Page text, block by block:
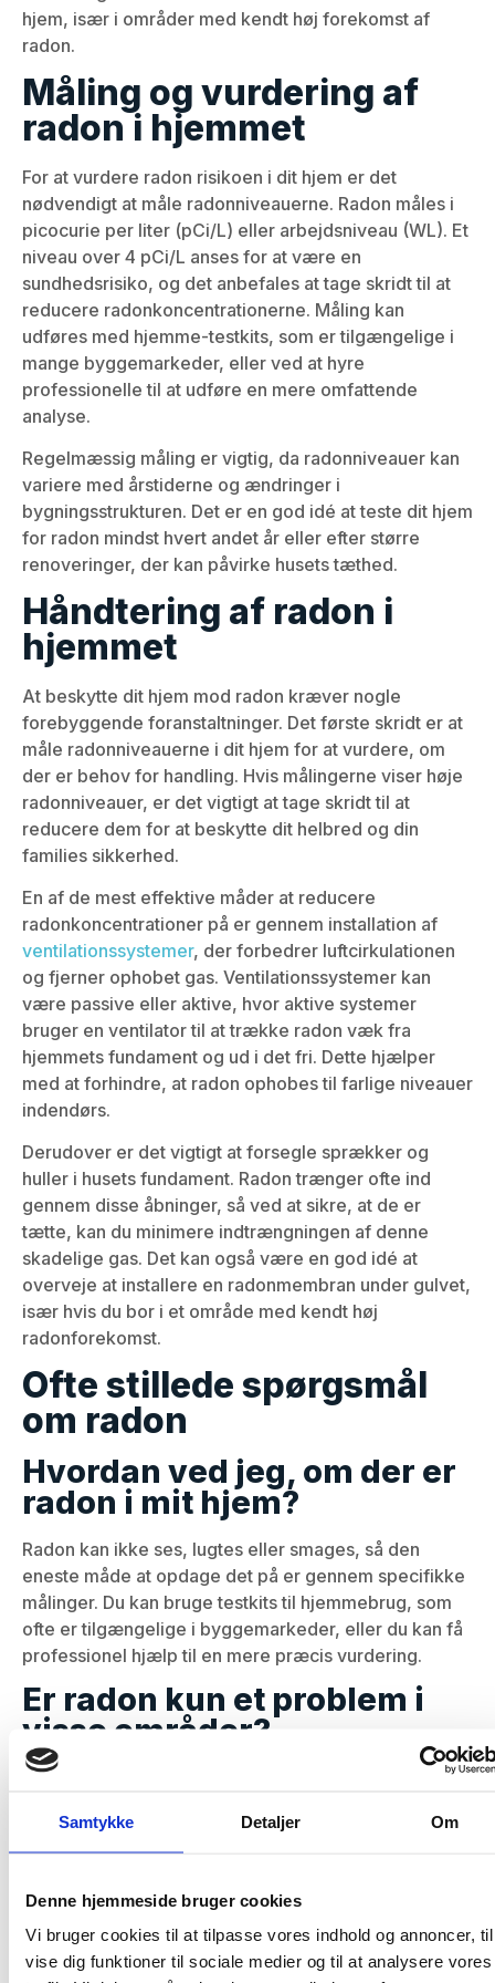
Samtykke Detaljer Om
Denne hjemmeside bruger cookies
Vi bruger cookies til at tilpasse vores indhold og annoncer,
vise dig funktioner til sociale medier og til at analysere vores
hjem, især i områder med kendt høj forekomst af
radon.
Måling og vurdering af
radon i hjemmet
For at vurdere radon risikoen i dit hjem er det
nødvendigt at måle radonniveauerne. Radon måles i
picocurie per liter (pCi/L) eller arbejdsniveau (WL). Et
niveau over 4 pCi/L anses for at være en
sundhedsrisiko, og det anbefales at tage skridt til at
reducere radonkoncentrationerne. Måling kan
udføres med hjemme-testkits, som er tilgængelige i
mange byggemarkeder, eller ved at hyre
professionelle til at udføre en mere omfattende
analyse.
Regelmæssig måling er vigtig, da radonniveauer kan
variere med årstiderne og ændringer i
bygningsstrukturen. Det er en god idé at teste dit hjem
for radon mindst hvert andet år eller efter større
renoveringer, der kan påvirke husets tæthed.
Håndtering af radon i
hjemmet
At beskytte dit hjem mod radon kræver nogle
forebyggende foranstaltninger. Det første skridt er at
måle radonniveauerne i dit hjem for at vurdere, om
der er behov for handling. Hvis målingerne viser høje
radonniveauer, er det vigtigt at tage skridt til at
reducere dem for at beskytte dit helbred og din
families sikkerhed.
En af de mest effektive måder at reducere
radonkoncentrationer på er gennem installation af
ventilationssystemer, der forbedrer luftcirkulationen
og fjerner ophobet gas. Ventilationssystemer kan
være passive eller aktive, hvor aktive systemer
bruger en ventilator til at trække radon væk fra
hjemmets fundament og ud i det fri. Dette hjælper
med at forhindre, at radon ophobes til farlige niveauer
indendørs.
Derudover er det vigtigt at forsegle sprækker og
huller i husets fundament. Radon trænger ofte ind
gennem disse åbninger, så ved at sikre, at de er
tætte, kan du minimere indtrængningen af denne
skadelige gas. Det kan også være en god idé at
overveje at installere en radonmembran under gulvet,
især hvis du bor i et område med kendt høj
radonforekomst.
Ofte stillede spørgsmål
om radon
Hvordan ved jeg, om der er
radon i mit hjem?
Radon kan ikke ses, lugtes eller smages, så den
eneste måde at opdage det på er gennem specifikke
målinger. Du kan bruge testkits til hjemmebrug, som
ofte er tilgængelige i byggemarkeder, eller du kan få
professionel hjælp til en mere præcis vurdering.
Er radon kun et problem i
visse områder?
Radon kan findes i alle områder, men niveauerne
bygningsstrukturen. Det er derfor vigtigt at teste dit
hjem, uanset hvor du bor, for at sikre, at
Hvad skal jeg gøre, hvis mit
hjem har høje